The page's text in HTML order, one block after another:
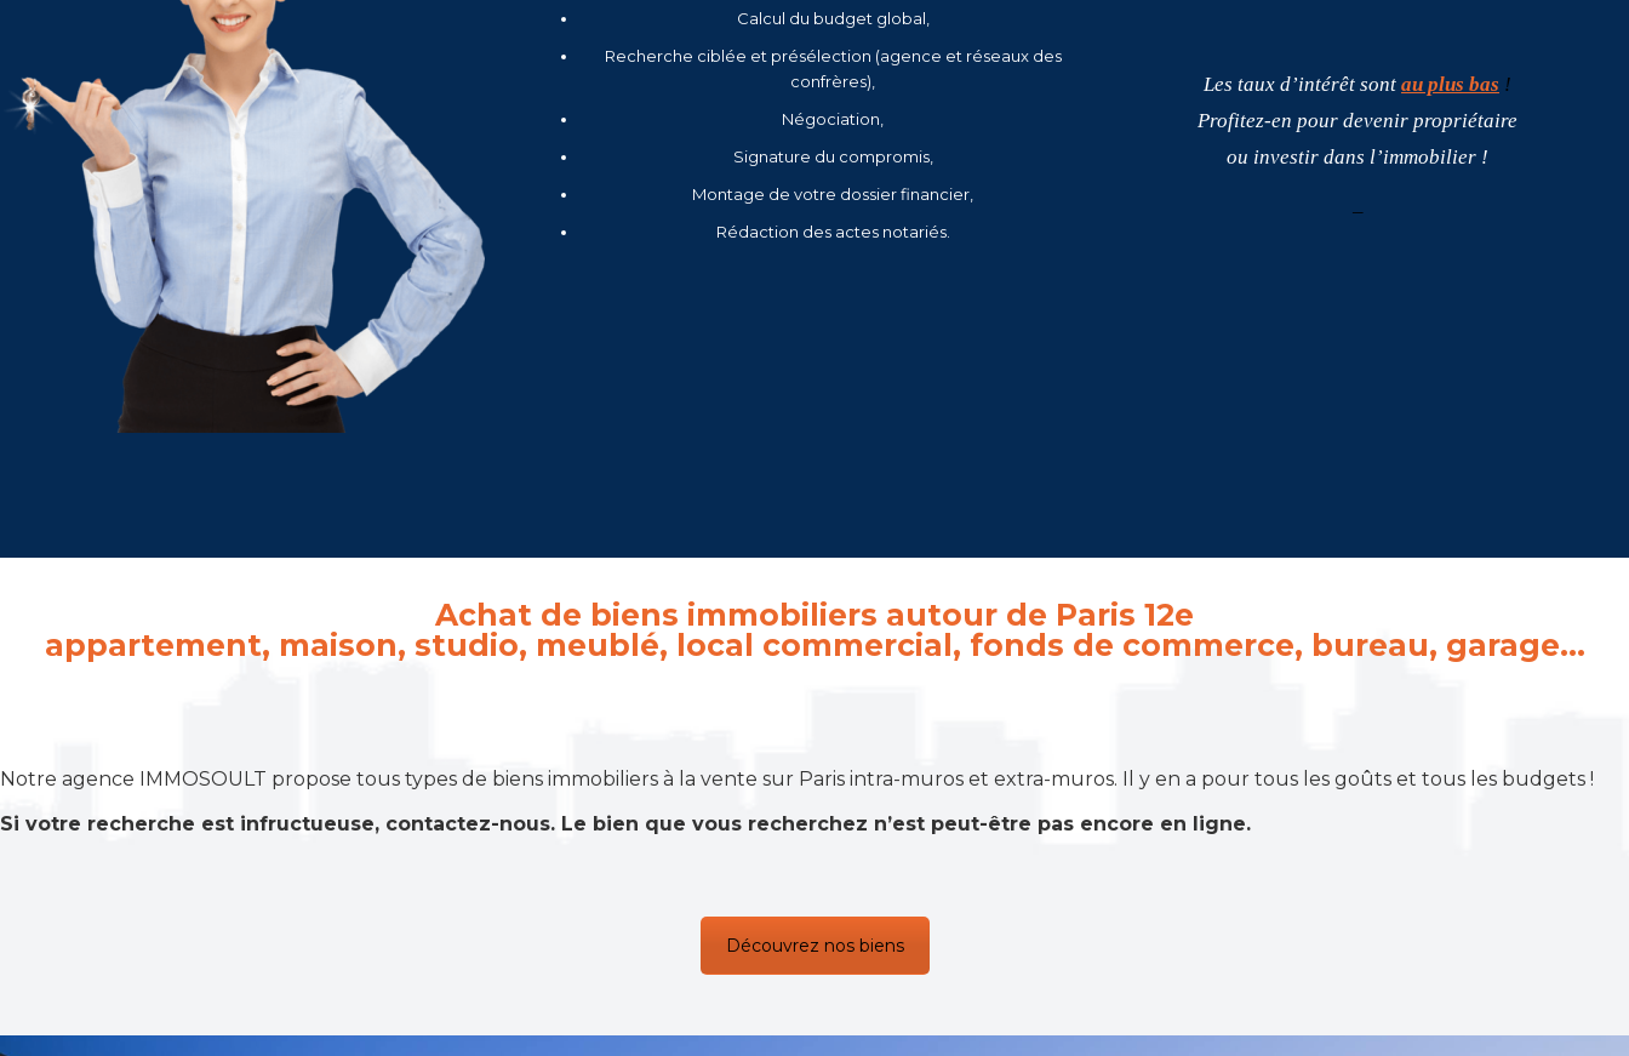
Calcul du budget global,
Recherche ciblée et présélection (agence et réseaux des
confrères),
Négociation,
Signature du compromis,
Montage de votre dossier financier,
Rédaction des actes notariés.
Les taux d’intérêt sont au plus bas !
Profitez-en pour devenir propriétaire
ou investir dans l’immobilier !
–
Achat de biens immobiliers autour de Paris 12e
appartement, maison, studio, meublé, local commercial, fonds de commerce, bureau, garage…
Notre agence IMMOSOULT propose tous types de biens immobiliers à la vente sur Paris intra-muros et extra-muros. Il y en a pour tous les goûts et tous les budgets !
Si votre recherche est infructueuse, contactez-nous. Le bien que vous recherchez n’est peut-être pas encore en ligne.
Découvrez nos biens